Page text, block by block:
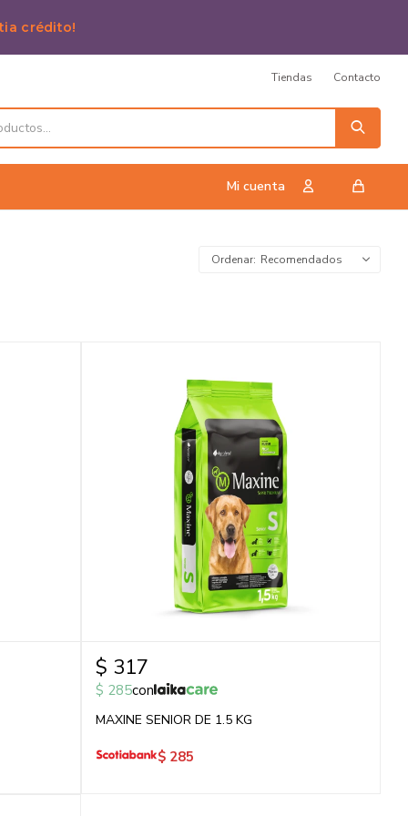
crédito!
Tiendas Contacto
Recomendados
$ 317
$ 285con
MAXINE SENIOR DE 1.5 KG
$ 285